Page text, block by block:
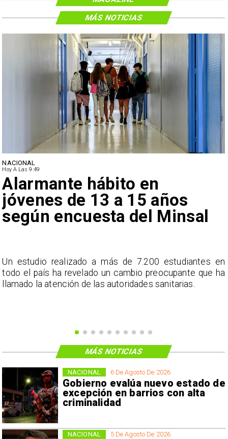
NACIONAL
Hoy A Las 9:49
Alarmante hábito en
jóvenes de 13 a 15 años
según encuesta del Minsal
Un estudio realizado a más de 7.200 estudiantes en
todo el país ha revelado un cambio preocupante que ha
llamado la atención de las autoridades sanitarias.
MÁS NOTICIAS
6 De Agosto De 2026
Gobierno evalúa nuevo estado de
excepción en barrios con alta
criminalidad
NACIONAL
5 De Agosto De 2026
NACIONAL
MÁS NOTICIAS